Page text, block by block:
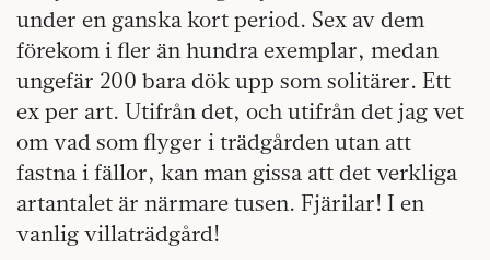
under en ganska kort period. Sex av dem
förekom i fler än hundra exemplar, medan
ungefär 200 bara dök upp som solitärer. Ett
ex per art. Utifrån det, och utifrån det jag vet
om vad som flyger i trädgården utan att
fastna i fällor, kan man gissa att det verkliga
artantalet är närmare tusen. Fjärilar! I en
vanlig villaträdgård!